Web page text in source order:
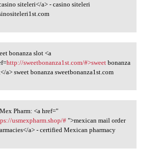
siteleri</a> - casino siteleri
bonanza slot <a href
bonanza slot <a
http://sweetbonanza1st.com/#>sweetbonanza
a> sweet bonanza sweetbonanza1st.com
Pharm: <a href=" https:
Pharm: <a href="
usmexpharm.shop/#">mexican mail order
a> - certified Mexican pharmacy